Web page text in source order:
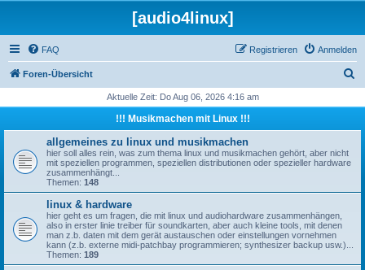
[audio4linux]
FAQ Anmelden
Registrieren
Foren-Übersicht
h
Aktuelle Zeit: Do Aug 06, 2026 4:16 am
!!! Musikmachen mit Linux !!!
allgemeines zu linux und musikmachen
hier soll alles rein, was zum thema linux und musikmachen gehört, aber nicht
mit speziellen programmen, speziellen distributionen oder spezieller hardware
zusammenhängt...
Themen: 148
linux & hardware
hier geht es um fragen, die mit linux und audiohardware zusammenhängen,
also in erster linie treiber für soundkarten, aber auch kleine tools, mit denen
man z.b. daten mit dem gerät austauschen oder einstellungen vornehmen
kann (z.b. externe midi-patchbay programmieren; synthesizer backup usw.)...
Themen: 189